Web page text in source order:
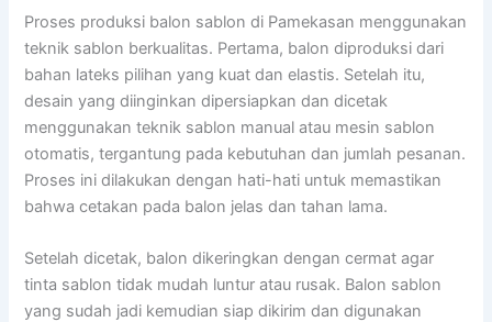
Proses produksi balon sablon di Pamekasan menggunakan
teknik sablon berkualitas. Pertama, balon diproduksi dari
bahan lateks pilihan yang kuat dan elastis. Setelah itu,
desain yang diinginkan dipersiapkan dan dicetak
menggunakan teknik sablon manual atau mesin sablon
otomatis, tergantung pada kebutuhan dan jumlah pesanan.
Proses ini dilakukan dengan hati-hati untuk memastikan
bahwa cetakan pada balon jelas dan tahan lama.
Setelah dicetak, balon dikeringkan dengan cermat agar
tinta sablon tidak mudah luntur atau rusak. Balon sablon
yang sudah jadi kemudian siap dikirim dan digunakan